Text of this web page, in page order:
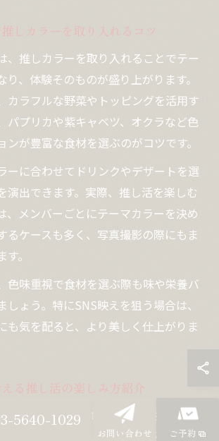
しカラーを取り入れるコツ
、推しカラーを取り入れることでテー
り、体験そのものが盛り上がります。
カラフルな野菜やトッピングを活用す
パプリカや紫キャベツ、オクラなど色
ンが豊富な食材を選ぶのがコツです。
ーに合わせてドリンクやデザートを選
演出できます。実際、推し活を楽しむ
、メンバーごとにテーマカラーを決め
るケースも多く、写真撮影の際にもま
。
色味重視で食材を選ぶ際も味や栄養バ
しょう。特にSNS映えを狙う場合は、
も気を配ると、より美しく仕上がりま
る推し活の楽しみ方紹介
れる都内の有名エリアでは、推し活に
サービスが充実しています。例えば、
5640-1029
お問い合わせ ご予約